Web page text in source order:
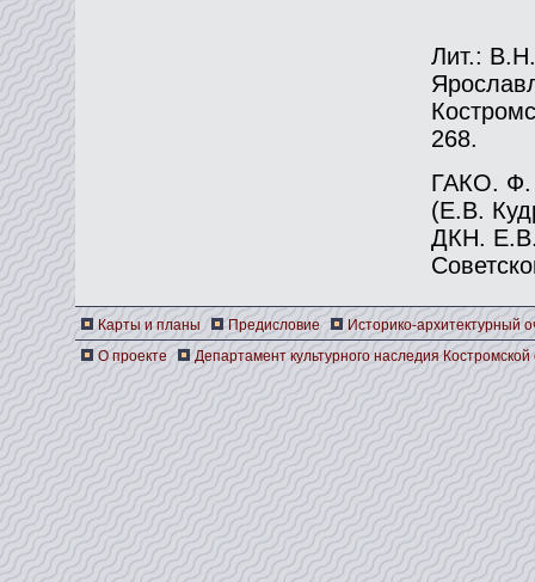
Лит.:
268.
ГАКО. Ф.
(Е.В.
ДКН.
Карты и планы Предисловие
Историко-архитектурный
О проекте
Департамент культурного наследия Костромской